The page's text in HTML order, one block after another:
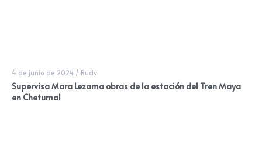
4 de junio de 2024 / Rudy
Supervisa Mara Lezama obras de la estación del Tren Maya
en Chetumal